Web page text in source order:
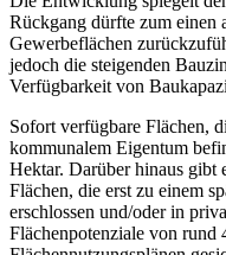
Rückgang dürfte zum einen
Gewerbeflächen
jedoch die steigenden
Verfügbarkeit von
Sofort verfügbare Flächen,
kommunalem Eigentum
Hektar. Darüber hinaus gibt
Flächen, die erst zu einem
erschlossen und/oder in
Flächenpotenziale von rund